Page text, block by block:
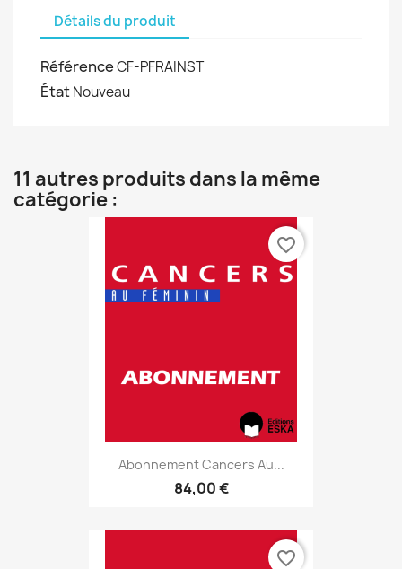
Détails du produit
RéférenceCF-PFRAINST
ÉtatNouveau
11 autres produits dans la même
catégorie :
Abonnement Cancers Au...
84,00 €
favorite_border
favorite_border